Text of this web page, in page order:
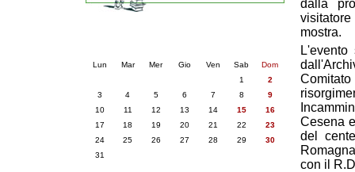
dalla
mostra.
Cesena
del
con il
Lun Mar Mer Gio Ven Sab
Dom
1
2
3
4 5 6 7 8
9
10
11 12 13 14 15
16
17
18 19 20 21 22
23
24
25 26 27 28 29
30
31